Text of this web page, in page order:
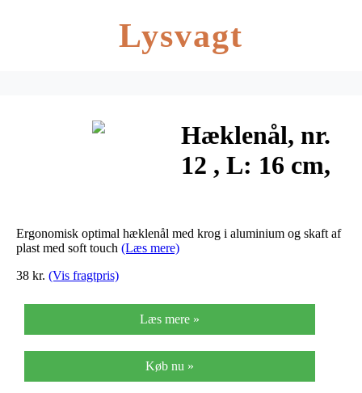
Lysvagt
Hæklenål, nr.
12 , L: 16 cm,
skaftlængde:
Ergonomisk optimal hæklenål med krog i aluminium og skaft af
plast med soft touch (Læs mere)
38 kr. (Vis fragtpris)
Læs mere »
Køb nu »